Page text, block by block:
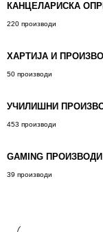
КАНЦЕЛАРИСКА
220 производи
ХАРТИЈА И
50 производи
УЧИЛИШНИ
453 производи
GAMING ПРОИЗВОДИ
39 производи